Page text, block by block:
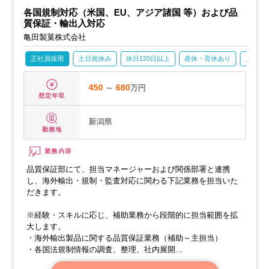
各国規制対応（米国、EU、アジア諸国 等）および品
質保証・輸出入対応
亀田製菓株式会社
正社員採用 土日祝休み 休日120日以上 産休・育休あり
想定年収
450 ～680万円
勤務地
新潟県
業務内容
品質保証部にて、担当マネージャーおよび関係部署と連携
し、海外輸出・規制・監査対応に関わる下記業務を担当いた
だきます。
※経験・スキルに応じ、補助業務から段階的に担当範囲を拡
大します。
・海外輸出製品に関する品質保証業務（補助～主担当）
・各国法規制情報の調査、整理、社内展開
・海外向け提出資料、輸出入関連の品質・法規書類の作成、